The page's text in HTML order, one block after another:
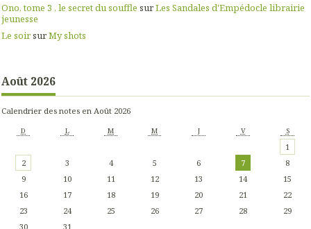
Ono, tome 3 , le secret du souffle surLes Sandales d'Empédocle librairie
jeunesse
Le soirsurMy shots
Août 2026
Calendrier des notes en Août 2026
D L M M J V S
1
2
3 4 5 6 7
8
9
10 11 12 13 14
15
16
17 18 19 20 21
22
23
24 25 26 27 28
29
30
31